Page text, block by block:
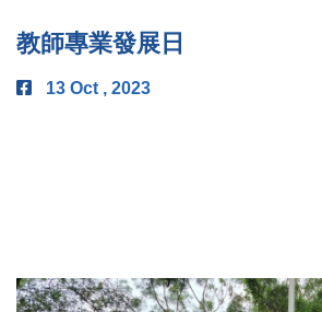
教師專業發展日
13 Oct , 2023